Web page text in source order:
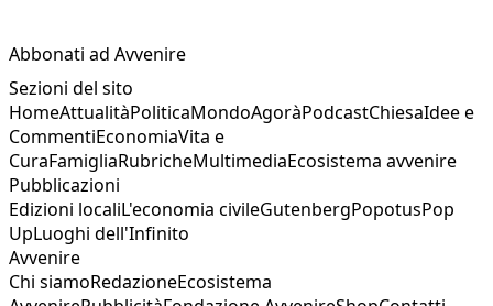
Abbonati ad Avvenire
Sezioni del sito
HomeAttualitàPoliticaMondoAgoràPodcastChiesaIdee e
CommentiEconomiaVita e
CuraFamigliaRubricheMultimediaEcosistema avvenire
Pubblicazioni
Edizioni localiL'economia civileGutenbergPopotusPop
UpLuoghi dell'Infinito
Avvenire
Chi siamoRedazioneEcosistema